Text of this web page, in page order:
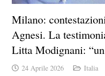
Milano:
Agnesi. La
Litta Modignani:
24 Aprile 2026 Italia